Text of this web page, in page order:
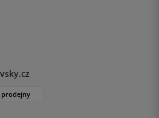
prodejny